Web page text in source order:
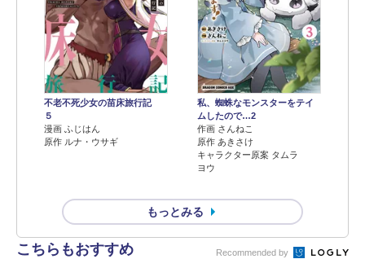
不老不死少女の苗床旅行記
５
漫画 ふじはん
原作 ルナ・ウサギ
私、蜘蛛なモンスターをテイ
ムしたので…2
作画 さんねこ
原作 あきさけ
キャラクター原案 タムラ
ヨウ
もっとみる
こちらもおすすめ Recommended by